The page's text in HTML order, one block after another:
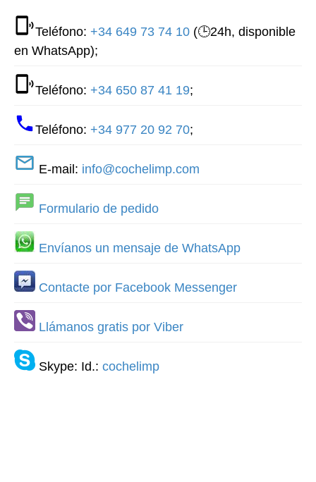
Teléfono: +34 649 73 74 10 (🕒24h, disponible
en WhatsApp);
Teléfono: +34 650 87 41 19;
Teléfono: +34 977 20 92 70;
E-mail: info@cochelimp.com
Formulario de pedido
Envíanos un mensaje de WhatsApp
Contacte por Facebook Messenger
Llámanos gratis por Viber
Skype: Id.: cochelimp